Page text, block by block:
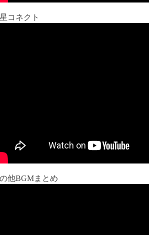
コネクト
他BGMまとめ